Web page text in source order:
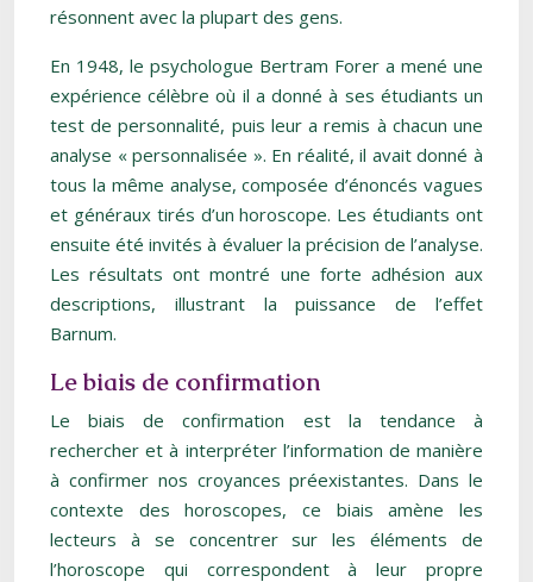
résonnent avec la plupart des gens.
En 1948, le psychologue Bertram Forer a mené une
expérience célèbre où il a donné à ses étudiants un
test de personnalité, puis leur a remis à chacun une
analyse « personnalisée ». En réalité, il avait donné à
tous la même analyse, composée d’énoncés vagues
et généraux tirés d’un horoscope. Les étudiants ont
ensuite été invités à évaluer la précision de l’analyse.
Les résultats ont montré une forte adhésion aux
descriptions, illustrant la puissance de l’effet
Barnum.
Le biais de confirmation
Le biais de confirmation est la tendance à
rechercher et à interpréter l’information de manière
à confirmer nos croyances préexistantes. Dans le
contexte des horoscopes, ce biais amène les
lecteurs à se concentrer sur les éléments de
l’horoscope qui correspondent à leur propre